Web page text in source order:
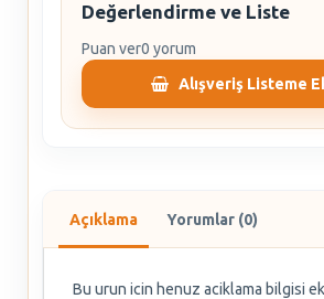
Değerlendirme ve Liste
Puan ver0 yorum
Alışveriş Listeme
Açıklama Yorumlar (0)
Bu urun icin henuz aciklama bilgisi